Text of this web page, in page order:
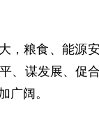
，粮食、能源
、谋发展、促
广阔。